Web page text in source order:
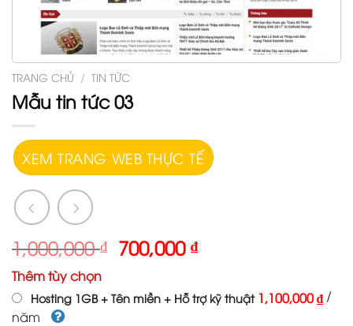
TRANG CHỦ / TIN TỨC
Mẫu tin tức 03
XEM TRANG WEB THỰC TẾ
1,000,000₫ 700,000₫
Thêm tùy chọn
Hosting 1GB + Tên miền + Hỗ trợ kỹ thuật 1,100,000 ₫ /
năm